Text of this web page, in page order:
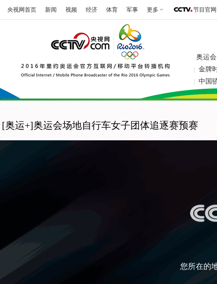
央视网首页 新闻 视频 经济 体育 军事 更多 节目官网
奥运会
金牌
中国
[奥运+]奥运会场地自行车女子团体追逐赛预赛
您所在的